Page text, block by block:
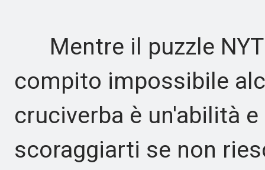
Mentre il puzzle NYT
compito impossibile
cruciverba è un'abilità
scoraggiarti se non